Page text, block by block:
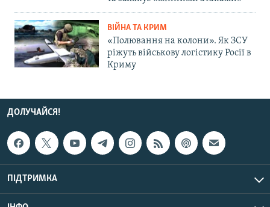
ВІЙНА ТА КРИМ
«Полювання на колони». Як ЗСУ
ріжуть військову логістику Росії в
Криму
ДОЛУЧАЙСЯ!
ПІДТРИМКА